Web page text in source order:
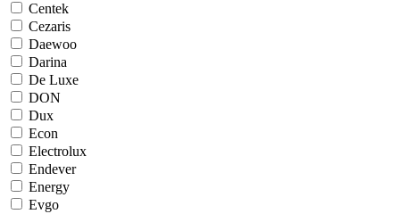
Centek
Cezaris
Daewoo
Darina
De Luxe
DON
Dux
Econ
Electrolux
Endever
Energy
Evgo